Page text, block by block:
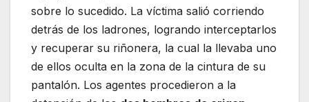
sobre lo sucedido. La víctima salió corriendo
detrás de los ladrones, logrando interceptarlos
y recuperar su riñonera, la cual la llevaba uno
de ellos oculta en la zona de la cintura de su
pantalón. Los agentes procedieron a la